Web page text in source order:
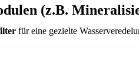
(z.B.
für eine gezielte